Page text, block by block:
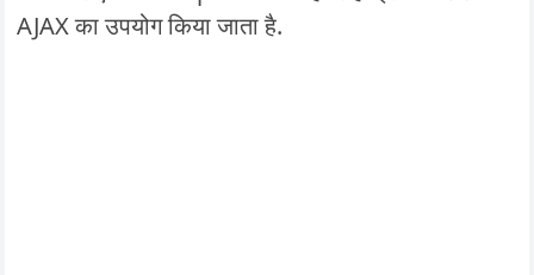
AJAX का उपयोग किया जाता है.